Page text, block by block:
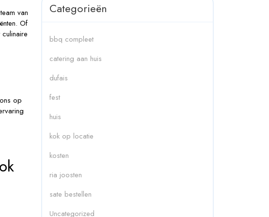
van
Of
op
Categorieën
bbq compleet
catering aan huis
dufais
fest
huis
kok op locatie
kosten
ria joosten
sate bestellen
Uncategorized